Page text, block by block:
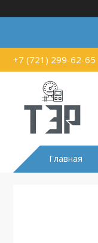
+7 (721) 299-62-65
Главная